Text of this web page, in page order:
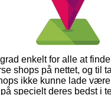
enkelt for alle at
shops på nettet, og til
ikke kunne lade
specielt deres bedst i